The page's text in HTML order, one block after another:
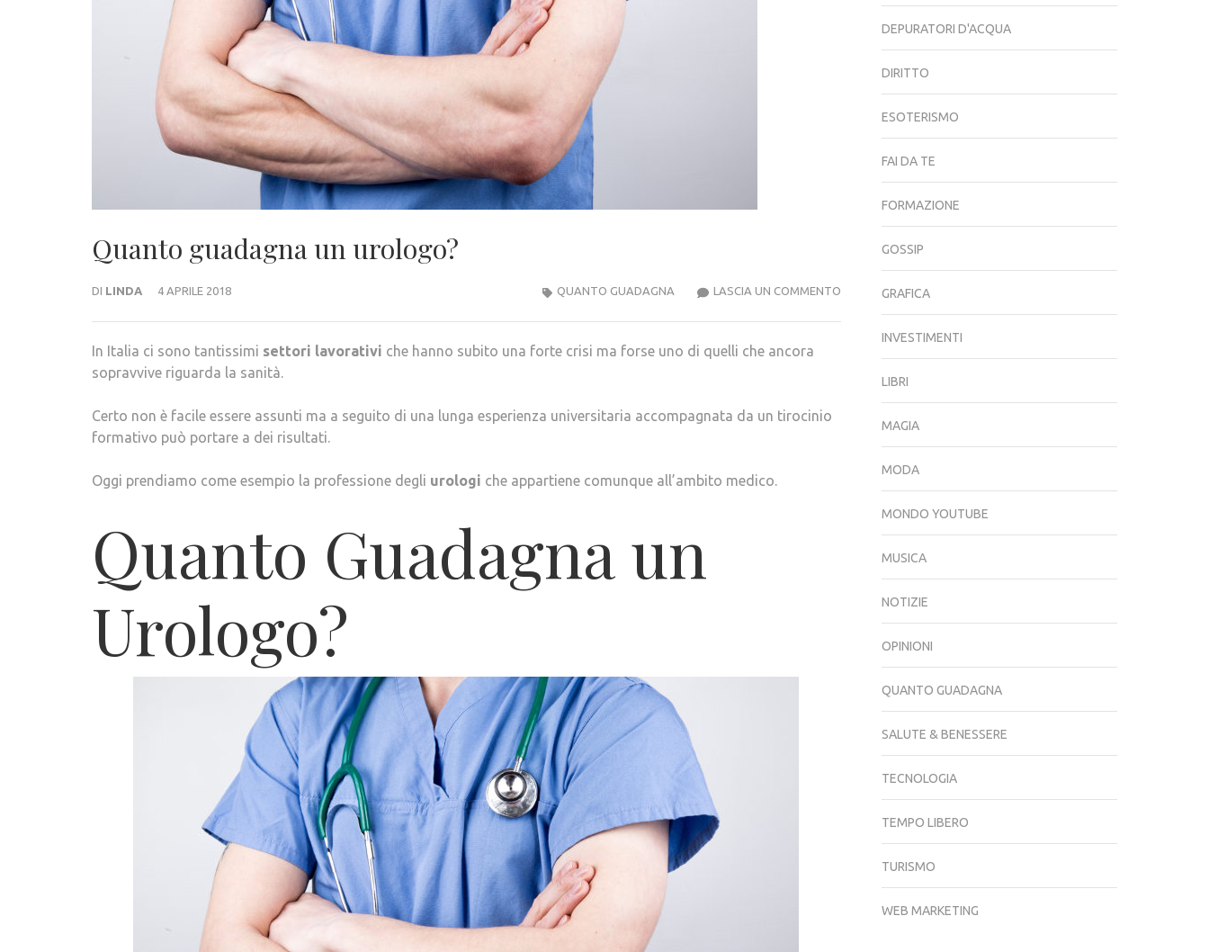
Quanto guadagna un urologo?
DI LINDA 4 APRILE 2018 LASCIA UN COMMENTOQUANTO
GUADAGNA
QUANTO GUADAGNA
In Italia ci sono tantissimi settori lavorativi che hanno subito una forte crisi ma forse uno di quelli che ancora
sopravvive riguarda la sanità.
Certo non è facile essere assunti ma a seguito di una lunga esperienza universitaria accompagnata da un tirocinio
formativo può portare a dei risultati.
Oggi prendiamo come esempio la professione degli urologi che appartiene comunque all’ambito medico.
Quanto Guadagna un
Urologo?
DEPURATORI D'ACQUA
DIRITTO
ESOTERISMO
FAI DA TE
FORMAZIONE
GOSSIP
GRAFICA
INVESTIMENTI
LIBRI
MAGIA
MODA
MONDO YOUTUBE
MUSICA
NOTIZIE
OPINIONI
QUANTO GUADAGNA
SALUTE & BENESSERE
TECNOLOGIA
TEMPO LIBERO
TURISMO
WEB MARKETING